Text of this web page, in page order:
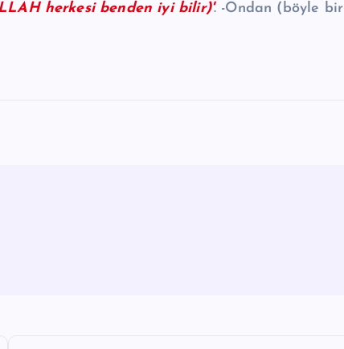
herkesi benden iyi bilir)'. -Ondan (böyle bir